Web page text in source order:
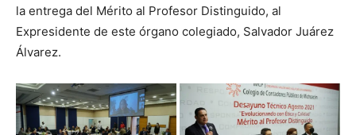
la entrega del Mérito al Profesor Distinguido, al
Expresidente de este órgano colegiado, Salvador Juárez
Álvarez.